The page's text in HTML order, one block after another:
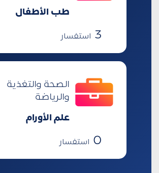
طب الأطفال
3 استفسار
الصحة والتغذية
والرياضة
علم الأورام
0 استفسار